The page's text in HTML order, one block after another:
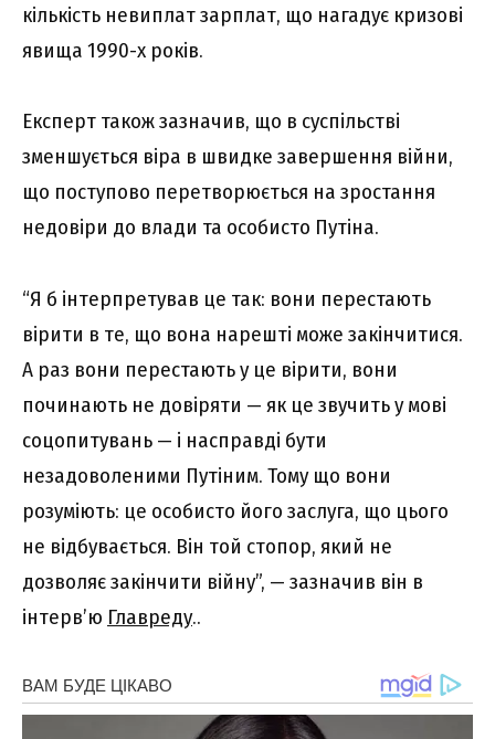
кількість невиплат зарплат, що нагадує кризові
явища 1990-х років.
Експерт також зазначив, що в суспільстві
зменшується віра в швидке завершення війни,
що поступово перетворюється на зростання
недовіри до влади та особисто Путіна.
“Я б інтерпретував це так: вони перестають
вірити в те, що вона нарешті може закінчитися.
А раз вони перестають у це вірити, вони
починають не довіряти — як це звучить у мові
соцопитувань — і насправді бути
незадоволеними Путіним. Тому що вони
розуміють: це особисто його заслуга, що цього
не відбувається. Він той стопор, який не
дозволяє закінчити війну”, — зазначив він в
інтерв’ю Главреду..